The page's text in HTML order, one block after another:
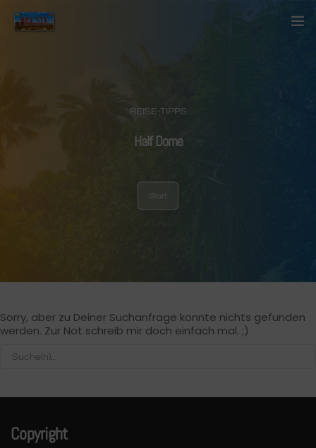
REISE-TIPPS
Half Dome
Start
Sorry, aber zu Deiner Suchanfrage konnte nichts gefunden
werden. Zur Not schreib mir doch einfach mal. ;)
Copyright